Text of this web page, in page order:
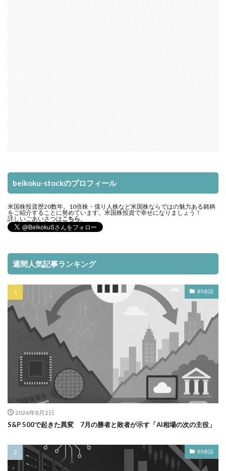
beikoku-stockのプロフィール
米国株投資歴20数年。10倍株・億り人株など米国株ならではの魅力ある銘柄
をご紹介することに努めています。米国株投資で幸せになりましょう！
詳しいごあいさつはこちら 。
週間人気記事ランキング
BS余話
2026年8月2日
S&P 500で起きた異変 7月の勝者と敗者が示す「AI相場の次の主役」
BS余話